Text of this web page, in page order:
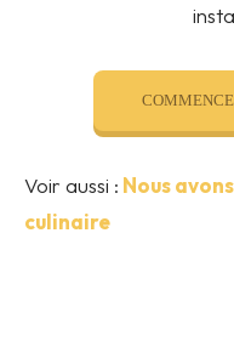
Voir aussi : Nous
culinaire